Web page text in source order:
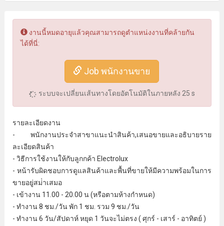
งานนี้หมดอายุแล้วคุณสามารถดูตำแหน่งงานที่คล้ายกัน
ได้ที่นี่:
Job พนักงานขาย
ระบบจะเปลี่ยนเส้นทางโดยอัตโนมัติในภายหลัง 25 s
รายละเอียดงาน
- พนักงานประจําสาขาแนะนําสินค้า,เสนอขายและอธิบายราย
ละเอียดสินค้า
- วิธีการใช้งานให้กับลูกกค้า Electrolux
- หน้ารับผิดชอบการดูแลสินค้าและพื้นที่ขายให้มีความพร้อมในการ
ขายอยู่สม่ําเสมอ
- เข้างาน 11.00 - 20.00 น (หรือตามห้างกําหนด)
- ทํางาน 8 ชม./วัน พัก 1 ชม. รวม 9 ชม./วัน
- ทํางาน 6 วัน/สัปดาห์ หยุด 1 วันจะไม่ตรง ( ศุกร์ - เสาร์ - อาทิตย์ )